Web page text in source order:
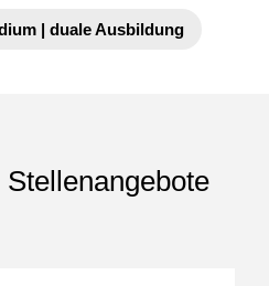
| duale Ausbildung